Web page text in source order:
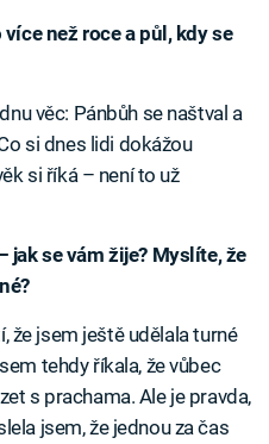
než roce a půl, kdy se
věc: Pánbůh se naštval a
si dnes lidi dokážou
si říká – není to už
se vám žije? Myslíte, že
že jsem ještě udělala turné
tehdy říkala, že vůbec
s prachama. Ale je pravda,
jsem, že jednou za čas